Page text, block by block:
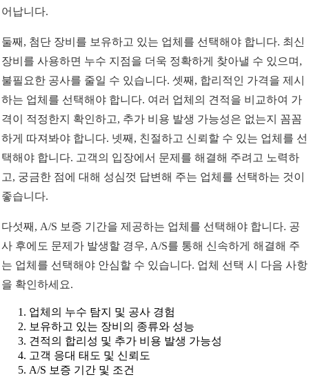
어납니다.
둘째, 첨단 장비를 보유하고 있는 업체를 선택해야 합니다. 최신
장비를 사용하면 누수 지점을 더욱 정확하게 찾아낼 수 있으며,
불필요한 공사를 줄일 수 있습니다. 셋째, 합리적인 가격을 제시
하는 업체를 선택해야 합니다. 여러 업체의 견적을 비교하여 가
격이 적정한지 확인하고, 추가 비용 발생 가능성은 없는지 꼼꼼
하게 따져봐야 합니다. 넷째, 친절하고 신뢰할 수 있는 업체를 선
택해야 합니다. 고객의 입장에서 문제를 해결해 주려고 노력하
고, 궁금한 점에 대해 성심껏 답변해 주는 업체를 선택하는 것이
좋습니다.
다섯째, A/S 보증 기간을 제공하는 업체를 선택해야 합니다. 공
사 후에도 문제가 발생할 경우, A/S를 통해 신속하게 해결해 주
는 업체를 선택해야 안심할 수 있습니다. 업체 선택 시 다음 사항
을 확인하세요.
업체의 누수 탐지 및 공사 경험
보유하고 있는 장비의 종류와 성능
견적의 합리성 및 추가 비용 발생 가능성
고객 응대 태도 및 신뢰도
A/S 보증 기간 및 조건